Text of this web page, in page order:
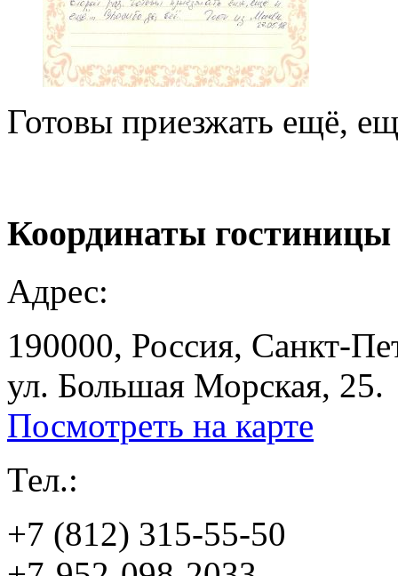
Готовы приезжать ещё,
Координаты гостиницы
Адрес:
190000, Россия, Санкт-
ул. Большая Морская, 25.
Посмотреть на карте
Тел.:
+7 (812) 315-55-50